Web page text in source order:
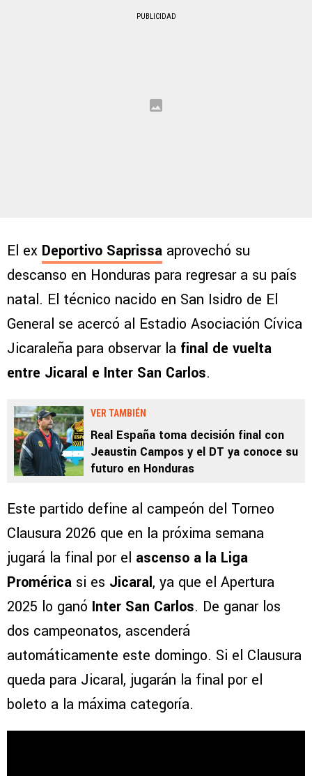
PUBLICIDAD
El ex Deportivo Saprissa aprovechó su
descanso en Honduras para regresar a su país
natal. El técnico nacido en San Isidro de El
General se acercó al Estadio Asociación Cívica
Jicaraleña para observar la final de vuelta
entre Jicaral e Inter San Carlos.
VER TAMBIÉN
Real España toma decisión final con
Jeaustin Campos y el DT ya conoce su
futuro en Honduras
Este partido define al campeón del Torneo
Clausura 2026 que en la próxima semana
jugará la final por el ascenso a la Liga
Promérica si es Jicaral, ya que el Apertura
2025 lo ganó Inter San Carlos. De ganar los
dos campeonatos, ascenderá
automáticamente este domingo. Si el Clausura
queda para Jicaral, jugarán la final por el
boleto a la máxima categoría.